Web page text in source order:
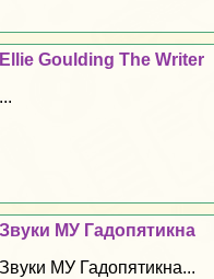
Ellie Goulding The Writer
...
Звуки МУ Гадопятикна
Звуки МУ Гадопятикна...